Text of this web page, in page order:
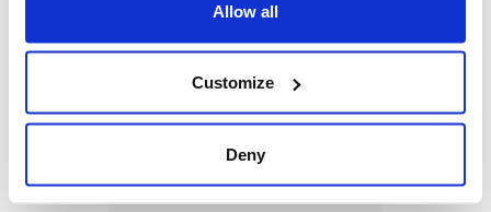
Allow all
Customize
Deny